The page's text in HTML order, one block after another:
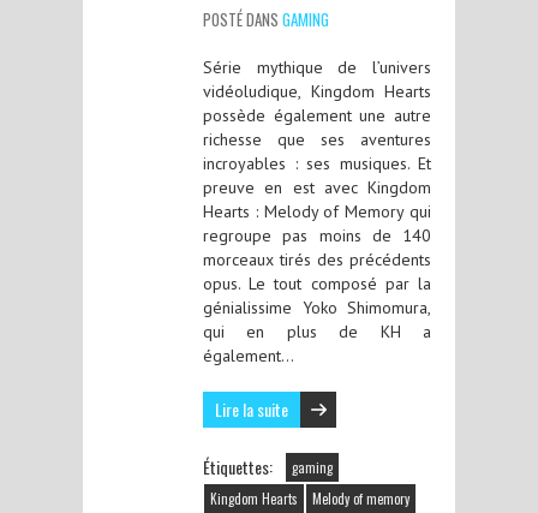
POSTÉ DANS GAMING
Série mythique de l’univers
vidéoludique, Kingdom Hearts
possède également une autre
richesse que ses aventures
incroyables : ses musiques. Et
preuve en est avec Kingdom
Hearts : Melody of Memory qui
regroupe pas moins de 140
morceaux tirés des précédents
opus. Le tout composé par la
génialissime Yoko Shimomura,
qui en plus de KH a
également…
Lire la suite
Étiquettes:
gaming
Kingdom Hearts
Melody of memory